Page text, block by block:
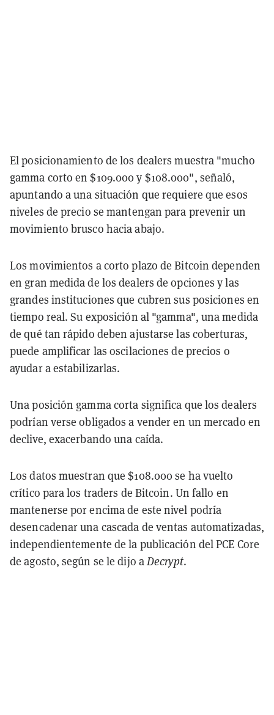
El posicionamiento de los dealers muestra "mucho
gamma corto en $109.000 y $108.000", señaló,
apuntando a una situación que requiere que esos
niveles de precio se mantengan para prevenir un
movimiento brusco hacia abajo.
Los movimientos a corto plazo de Bitcoin dependen
en gran medida de los dealers de opciones y las
grandes instituciones que cubren sus posiciones en
tiempo real. Su exposición al "gamma", una medida
de qué tan rápido deben ajustarse las coberturas,
puede amplificar las oscilaciones de precios o
ayudar a estabilizarlas.
Una posición gamma corta significa que los dealers
podrían verse obligados a vender en un mercado en
declive, exacerbando una caída.
Los datos muestran que $108.000 se ha vuelto
crítico para los traders de Bitcoin. Un fallo en
mantenerse por encima de este nivel podría
desencadenar una cascada de ventas automatizadas,
independientemente de la publicación del PCE Core
de agosto, según se le dijo aDecrypt.